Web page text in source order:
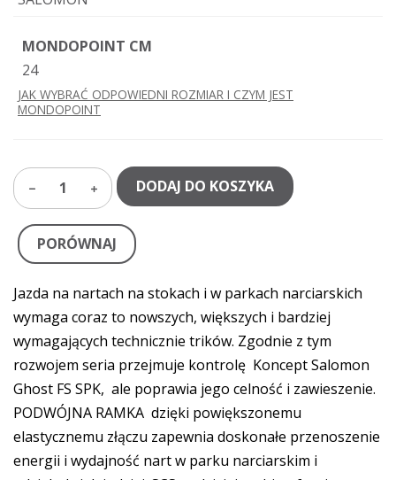
MONDOPOINT CM
24
JAK WYBRAĆ ODPOWIEDNI ROZMIAR I CZYM JEST
MONDOPOINT
1 DODAJ DO KOSZYKA
PORÓWNAJ
Jazda na nartach na stokach i w parkach narciarskich
wymaga coraz to nowszych, większych i bardziej
wymagających technicznie trików. Zgodnie z tym
rozwojem seria przejmuje kontrolę Koncept Salomon
Ghost FS SPK, ale poprawia jego celność i zawieszenie.
PODWÓJNA RAMKA dzięki powiększonemu
elastycznemu złączu zapewnia doskonałe przenoszenie
energii i wydajność nart w parku narciarskim i